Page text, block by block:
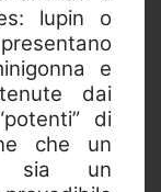
lupin o
e
dai
di
che un
sia un